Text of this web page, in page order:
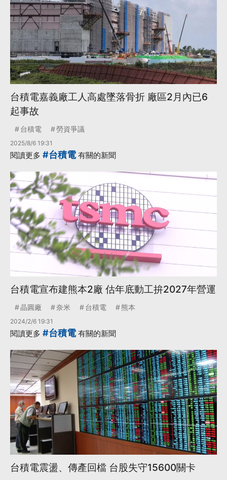
台積電嘉義廠工人高處墜落骨折 廠區2月內已6
起事故
台積電 勞資爭議
2025/8/6 19:31
閱讀更多 #台積電有關的新聞
台積電宣布建熊本2廠 估年底動工拚2027年營運
晶圓廠 奈米 台積電 熊本
2024/2/6 19:31
閱讀更多 #台積電有關的新聞
台積電震盪、傳產回檔 台股失守15600關卡